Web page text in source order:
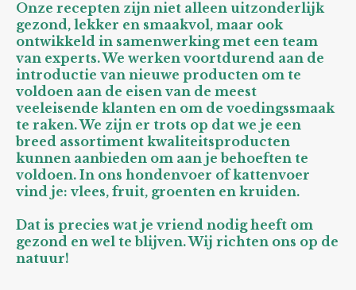
Onze recepten zijn niet alleen uitzonderlijk
gezond, lekker en smaakvol, maar ook
ontwikkeld in samenwerking met een team
van experts. We werken voortdurend aan de
introductie van nieuwe producten om te
voldoen aan de eisen van de meest
veeleisende klanten en om de voedingssmaak
te raken. We zijn er trots op dat we je een
breed assortiment kwaliteitsproducten
kunnen aanbieden om aan je behoeften te
voldoen. In ons hondenvoer of kattenvoer
vind je: vlees, fruit, groenten en kruiden.
Dat is precies wat je vriend nodig heeft om
gezond en wel te blijven. Wij richten ons op de
natuur!